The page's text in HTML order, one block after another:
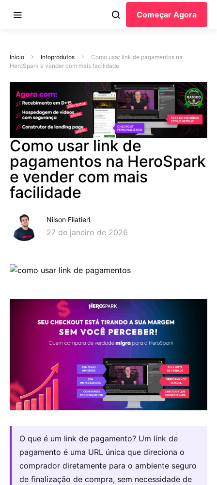
Começar Agora
Início Infoprodutos
Como usar link de pagamentos na
HeroSpark e vender com mais facilidade
Como usar link de
pagamentos na HeroSpark
e vender com mais
facilidade
Nilson Filatieri
27 de janeiro de 2026
O que é um link de pagamento? Um link de
pagamento é uma URL única que direciona o
comprador diretamente para o ambiente seguro
de finalização de compra, sem necessidade de